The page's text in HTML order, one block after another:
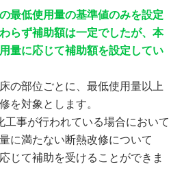
最低使用量の基準値のみを設定
らず補助額は一定でしたが、本
量に応じて補助額を設定してい
の部位ごとに、最低使用量以上
を対象とします。
事が行われている場合において
に満たない断熱改修について
じて補助を受けることができま